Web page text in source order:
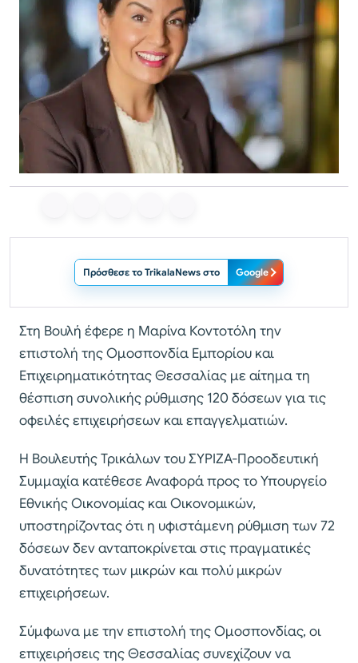
Πρόσθεσε το TrikalaNews στο Google
Στη Βουλή έφερε η Μαρίνα Κοντοτόλη την
επιστολή της Ομοσπονδία Εμπορίου και
Επιχειρηματικότητας Θεσσαλίας με αίτημα τη
θέσπιση συνολικής ρύθμισης 120 δόσεων για τις
οφειλές επιχειρήσεων και επαγγελματιών.
Η Βουλευτής Τρικάλων του ΣΥΡΙΖΑ-Προοδευτική
Συμμαχία κατέθεσε Αναφορά προς το Υπουργείο
Εθνικής Οικονομίας και Οικονομικών,
υποστηρίζοντας ότι η υφιστάμενη ρύθμιση των 72
δόσεων δεν ανταποκρίνεται στις πραγματικές
δυνατότητες των μικρών και πολύ μικρών
επιχειρήσεων.
Σύμφωνα με την επιστολή της Ομοσπονδίας, οι
επιχειρήσεις της Θεσσαλίας συνεχίζουν να